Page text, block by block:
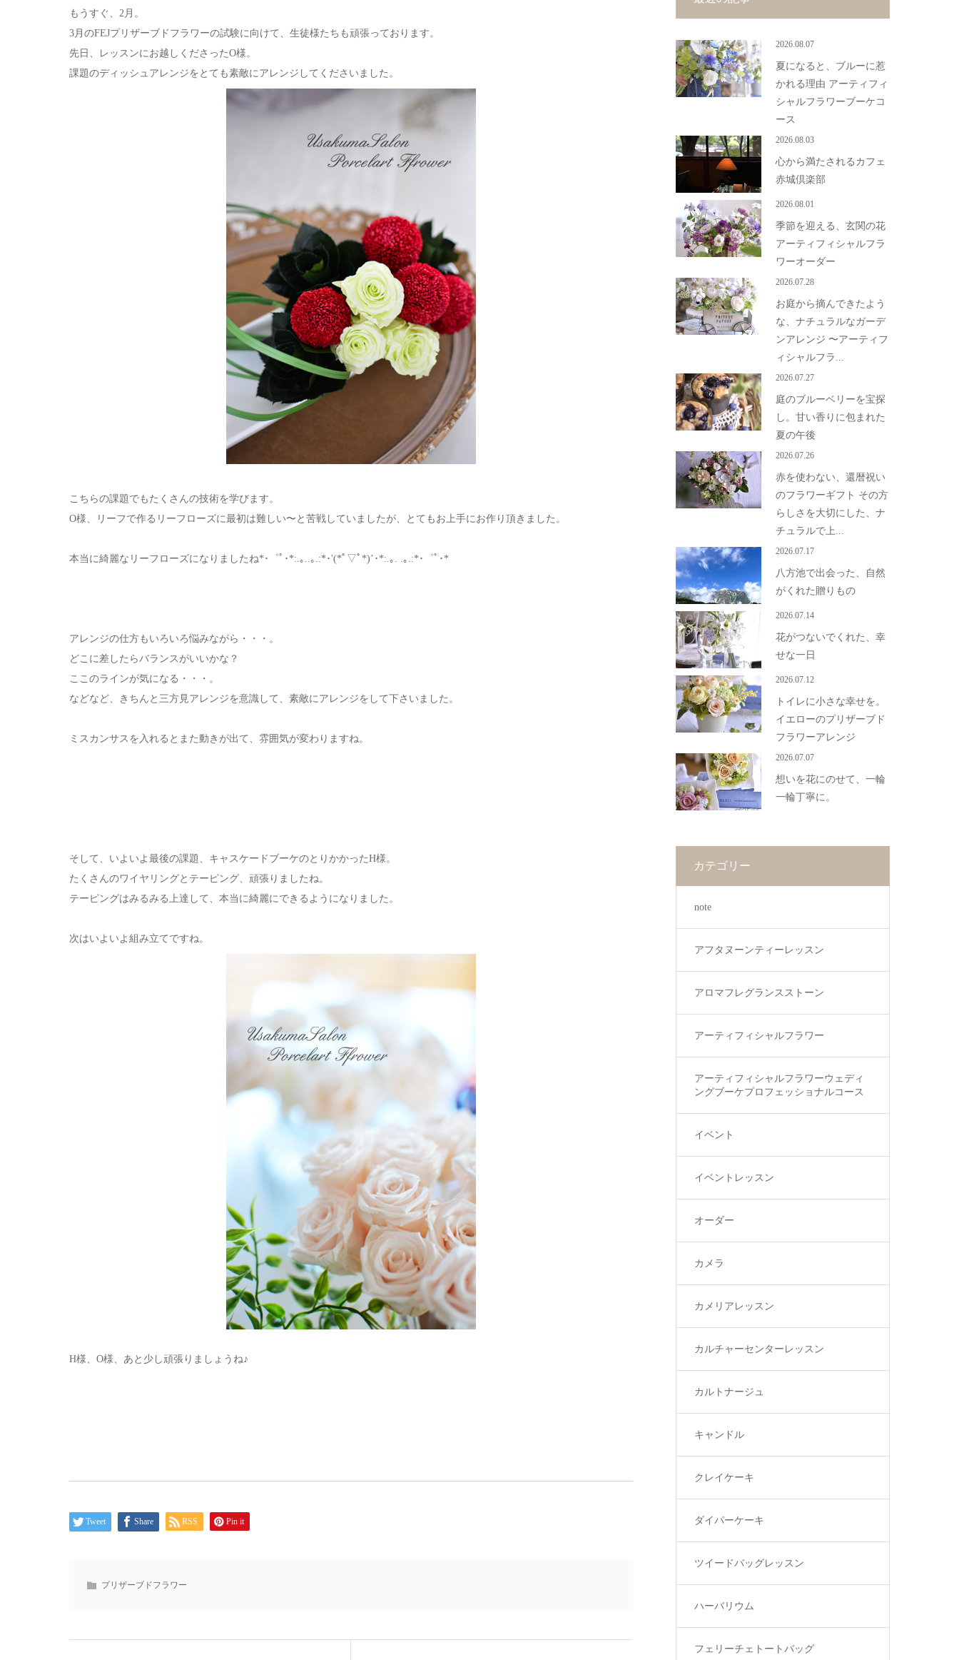
もうすぐ、2月。
3月のFEJプリザーブドフラワーの試験に向けて、生徒様たちも頑張っております。
先日、レッスンにお越しくださったO様。
課題のディッシュアレンジをとても素敵にアレンジしてくださいました。
こちらの課題でもたくさんの技術を学びます。
O様、リーフで作るリーフローズに最初は難しい〜と苦戦していましたが、とてもお上手にお作り頂きました。
本当に綺麗なリーフローズになりましたね*･゜ﾟ･*:.｡..｡.:*･'(*ﾟ▽ﾟ*)’･*:.｡. .｡.:*･゜ﾟ･*
アレンジの仕方もいろいろ悩みながら・・・。
どこに差したらバランスがいいかな？
ここのラインが気になる・・・。
などなど、きちんと三方見アレンジを意識して、素敵にアレンジをして下さいました。
ミスカンサスを入れるとまた動きが出て、雰囲気が変わりますね。
そして、いよいよ最後の課題、キャスケードブーケのとりかかったH様。
たくさんのワイヤリングとテーピング、頑張りましたね。
テーピングはみるみる上達して、本当に綺麗にできるようになりました。
次はいよいよ組み立てですね。
H様、O様、あと少し頑張りましょうね♪
Tweet Share RSS Pin it
プリザーブドフラワー
2026.08.07
夏になると、ブルーに惹
かれる理由 アーティフィ
シャルフラワーブーケコ
ース
2026.08.03
心から満たされるカフェ
赤城倶楽部
2026.08.01
季節を迎える、玄関の花
アーティフィシャルフラ
ワーオーダー
2026.07.28
お庭から摘んできたよう
な、ナチュラルなガーデ
ンアレンジ 〜アーティフ
ィシャルフラ...
2026.07.27
庭のブルーベリーを宝探
し。甘い香りに包まれた
夏の午後
2026.07.26
赤を使わない、還暦祝い
のフラワーギフト その方
らしさを大切にした、ナ
チュラルで上...
2026.07.17
八方池で出会った、自然
がくれた贈りもの
2026.07.14
花がつないでくれた、幸
せな一日
2026.07.12
トイレに小さな幸せを。
イエローのプリザーブド
フラワーアレンジ
2026.07.07
想いを花にのせて、一輪
一輪丁寧に。
カテゴリー
note
アフタヌーンティーレッスン
アロマフレグランスストーン
アーティフィシャルフラワー
アーティフィシャルフラワーウェディ
ングブーケプロフェッショナルコース
イベント
イベントレッスン
オーダー
カメラ
カメリアレッスン
カルチャーセンターレッスン
カルトナージュ
キャンドル
クレイケーキ
ダイパーケーキ
ツイードバッグレッスン
ハーバリウム
フェリーチェトートバッグ